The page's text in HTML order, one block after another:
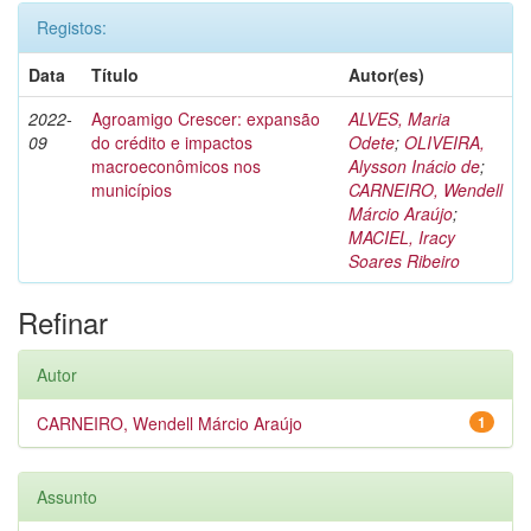
Registos:
Data
Título
Autor(es)
2022-
09
Agroamigo Crescer: expansão
do crédito e impactos
macroeconômicos nos
municípios
ALVES, Maria
Odete; OLIVEIRA,
Alysson Inácio de;
CARNEIRO, Wendell
Márcio Araújo;
MACIEL, Iracy
Soares Ribeiro
Refinar
Autor
1
CARNEIRO, Wendell Márcio Araújo
Assunto